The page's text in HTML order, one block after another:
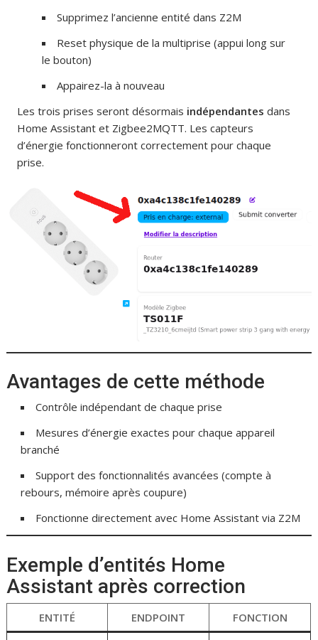
Supprimez l’ancienne entité dans Z2M
Reset physique de la multiprise (appui long sur
le bouton)
Appairez-la à nouveau
Les trois prises seront désormais indépendantes dans
Home Assistant et Zigbee2MQTT. Les capteurs
d’énergie fonctionneront correctement pour chaque
prise.
Avantages de cette méthode
Contrôle indépendant de chaque prise
Mesures d’énergie exactes pour chaque appareil
branché
Support des fonctionnalités avancées (compte à
rebours, mémoire après coupure)
Fonctionne directement avec Home Assistant via Z2M
Exemple d’entités Home
Assistant après correction
ENTITÉ ENDPOINT FONCTION